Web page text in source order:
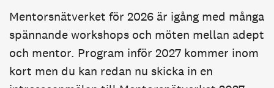
Mentorsnätverket för 2026 är igång med många
spännande workshops och möten mellan adept
och mentor. Program inför 2027 kommer inom
kort men du kan redan nu skicka in en